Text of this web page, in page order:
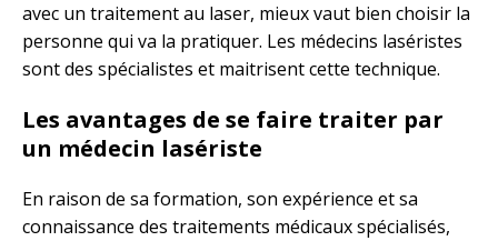
avec un traitement au laser, mieux vaut bien choisir la
personne qui va la pratiquer. Les médecins laséristes
sont des spécialistes et maitrisent cette technique.
Les avantages de se faire traiter par
un médecin lasériste
En raison de sa formation, son expérience et sa
connaissance des traitements médicaux spécialisés,